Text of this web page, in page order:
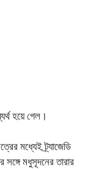
হয়ে গেল।
মধ্যেই ট্র্যাজেডি
সঙ্গে মধুসূদনের তারার